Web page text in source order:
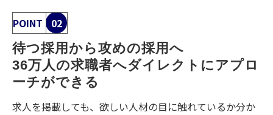
POINT 02
待つ採用から攻めの採用へ
36万人の求職者へダイレクトにアプロ
ーチができる
求人を掲載しても、欲しい人材の目に触れているか分か